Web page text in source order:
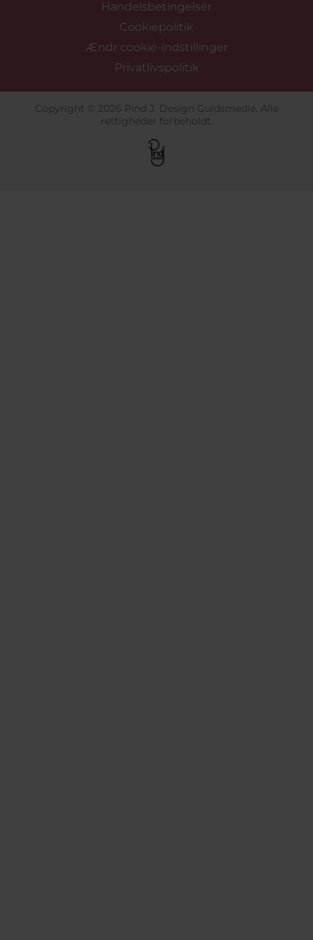
Handelsbetingelser
Cookiepolitik
Ændr cookie-indstillinger
Privatlivspolitik
Copyright © 2026 Pind J. Design Guldsmedie. Alle
rettigheder forbeholdt.